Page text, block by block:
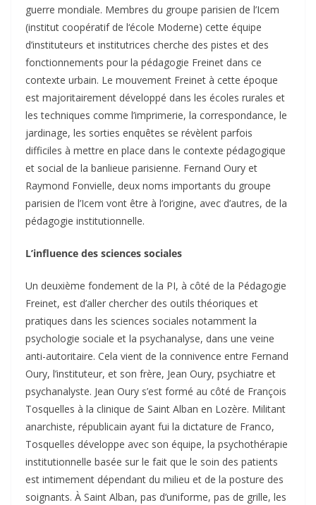
guerre mondiale. Membres du groupe parisien de l’Icem
(institut coopératif de l‘école Moderne) cette équipe
d’instituteurs et institutrices cherche des pistes et des
fonctionnements pour la pédagogie Freinet dans ce
contexte urbain. Le mouvement Freinet à cette époque
est majoritairement développé dans les écoles rurales et
les techniques comme l’imprimerie, la correspondance, le
jardinage, les sorties enquêtes se révèlent parfois
difficiles à mettre en place dans le contexte pédagogique
et social de la banlieue parisienne. Fernand Oury et
Raymond Fonvielle, deux noms importants du groupe
parisien de l’Icem vont être à l’origine, avec d’autres, de la
pédagogie institutionnelle.
L’influence des sciences sociales
Un deuxième fondement de la PI, à côté de la Pédagogie
Freinet, est d’aller chercher des outils théoriques et
pratiques dans les sciences sociales notamment la
psychologie sociale et la psychanalyse, dans une veine
anti-autoritaire. Cela vient de la connivence entre Fernand
Oury, l’instituteur, et son frère, Jean Oury, psychiatre et
psychanalyste. Jean Oury s’est formé au côté de François
Tosquelles à la clinique de Saint Alban en Lozère. Militant
anarchiste, républicain ayant fui la dictature de Franco,
Tosquelles développe avec son équipe, la psychothérapie
institutionnelle basée sur le fait que le soin des patients
est intimement dépendant du milieu et de la posture des
soignants. À Saint Alban, pas d’uniforme, pas de grille, les